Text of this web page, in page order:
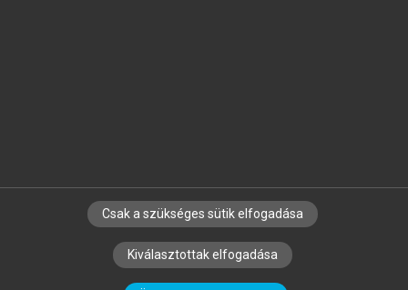
SZERZŐKNEK CÉGEKNEK KÖNYVTÁROSOKNAK
SZERKESZTÉSI ÉS LEKTORÁLÁSI ALAPELVEK
Csak a szükséges sütik elfogadása
Kiválasztottak elfogadása